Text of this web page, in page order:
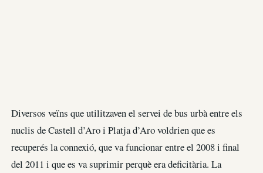
Diversos veïns que utilitzaven el servei de bus urbà entre els
nuclis de Castell d’Aro i Platja d’Aro voldrien que es
recuperés la connexió, que va funcionar entre el 2008 i final
del 2011 i que es va suprimir perquè era deficitària. La